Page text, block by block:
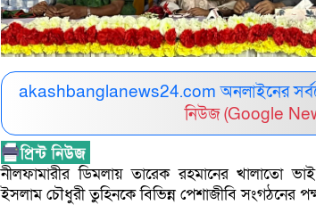
akashbanglanews24.com অনলাইনের
নিউজ (Google
নীলফামারীর ডিমলায় তারেক রহমানের খালাতো
ইসলাম চৌধুরী তুহিনকে বিভিন্ন পেশাজীবি সংগঠনের